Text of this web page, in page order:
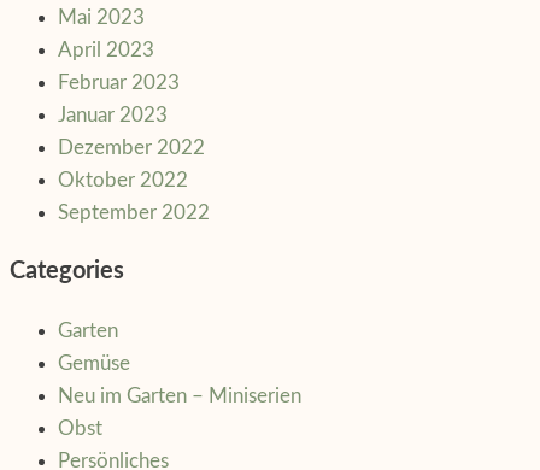
Mai 2023
April 2023
Februar 2023
Januar 2023
Dezember 2022
Oktober 2022
September 2022
Categories
Garten
Gemüse
Neu im Garten – Miniserien
Obst
Persönliches